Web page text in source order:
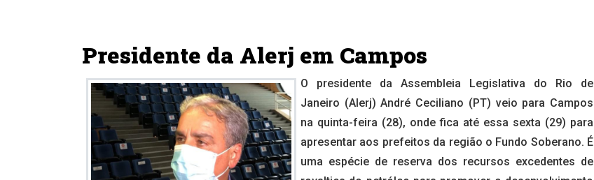
Presidente da Alerj em Campos
O presidente da Assembleia Legislativa do Rio de
Janeiro (Alerj) André Ceciliano (PT) veio para Campos
na quinta-feira (28), onde fica até essa sexta (29) para
apresentar aos prefeitos da região o Fundo Soberano. É
uma espécie de reserva dos recursos excedentes de